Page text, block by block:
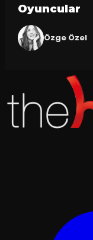
Oyuncular
Özge Özel